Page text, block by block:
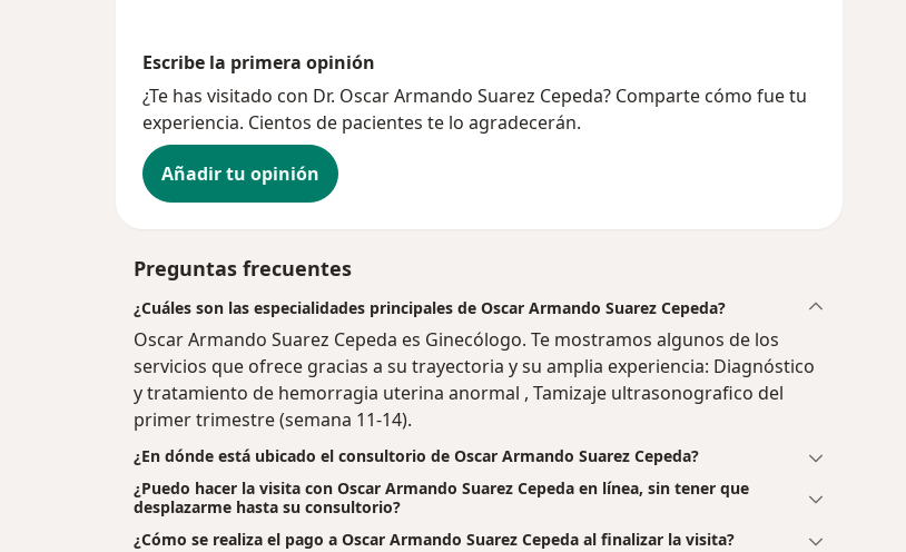
Escribe la primera opinión
¿Te has visitado con Dr. Oscar Armando Suarez Cepeda? Comparte cómo fue tu
experiencia. Cientos de pacientes te lo agradecerán.
Añadir tu opinión
Preguntas frecuentes
¿Cuáles son las especialidades principales de Oscar Armando Suarez Cepeda?
Oscar Armando Suarez Cepeda es Ginecólogo. Te mostramos algunos de los
servicios que ofrece gracias a su trayectoria y su amplia experiencia: Diagnóstico
y tratamiento de hemorragia uterina anormal , Tamizaje ultrasonografico del
primer trimestre (semana 11-14).
¿En dónde está ubicado el consultorio de Oscar Armando Suarez Cepeda?
¿Puedo hacer la visita con Oscar Armando Suarez Cepeda en línea, sin tener que
desplazarme hasta su consultorio?
¿Cómo se realiza el pago a Oscar Armando Suarez Cepeda al finalizar la visita?